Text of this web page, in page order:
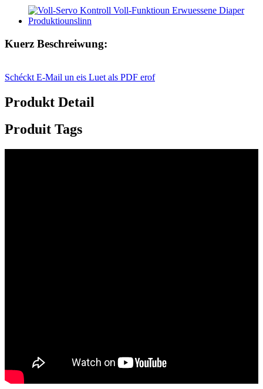
Kuerz Beschreiwung:
Schéckt E-Mail un eis Luet als PDF erof
Produkt Detail
Produit Tags